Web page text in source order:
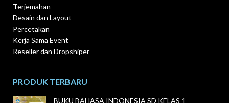
Terjemahan
Desain dan Layout
Percetakan
Kerja Sama Event
Reseller dan Dropshiper
PRODUK TERBARU
BUKU BAHASA INDONESIA SD KELAS 1 -